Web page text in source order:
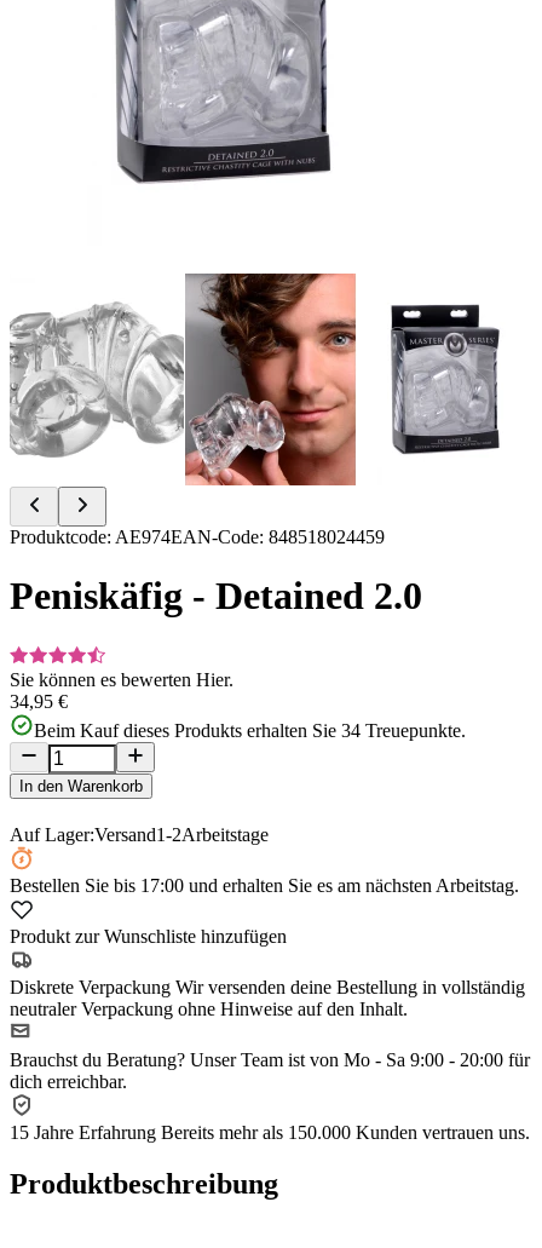
Item
of
Produktcode: AE974EAN-Code: 848518024459
Peniskäfig - Detained 2.0
Sie können es bewerten Hier.
34,95 €
Beim Kauf dieses Produkts erhalten Sie 34 Treuepunkte.
In den Warenkorb
Auf Lager:Versand1-2Arbeitstage
Bestellen Sie bis 17:00 und erhalten Sie es am nächsten Arbeitstag.
Produkt zur Wunschliste hinzufügen
Diskrete Verpackung Wir versenden deine Bestellung in vollständig
neutraler Verpackung ohne Hinweise auf den Inhalt.
Brauchst du Beratung? Unser Team ist von Mo - Sa 9:00 - 20:00 für
dich erreichbar.
15 Jahre Erfahrung Bereits mehr als 150.000 Kunden vertrauen uns.
Produktbeschreibung